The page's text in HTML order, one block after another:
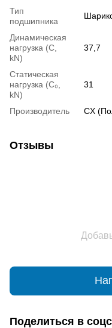
Тип
подшипника
Динамическая
нагрузка (С,
kN)
37,7
Статическая
нагрузка (С₀,
kN)
31
Производитель CX
Отзывы
Поделиться в